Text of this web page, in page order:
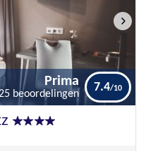
Prima
Prima
beoordelingen
7.4